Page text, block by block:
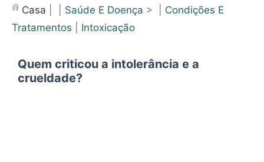
Saúde
Casa Saúde E Doença > | Condições E
Tratamentos
Intoxicação
Quem criticou a intolerância e a
crueldade?